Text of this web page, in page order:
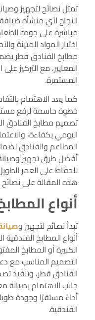
تمثل نصائح لتجهيز
النجاح لأي منشأة
مباشرة على جودة
اختيار المواد المتينة
مطابخ الفنادق قطر
المعايير، مع التركيز
المستمرة.
كما يعد الاهتمام
خطوة حاسمة لرفع
تصميم مطابخ الفنادق
اليومي بكفاءة،
المطاعم والفنادق
أفضل طرق تجهيز
للحفاظ على العمر
هذه المقالة على نصائح
أنواع
تبدأ نصائح لتجهيز و
أنواع المطابخ الفندقية
الكبيرة أو المطابخ
التصميم المناسب مع
الفنادق قطر، وتنفيذ
جانب الاهتمام
أداءً مستقرًا وجودة
الفندقية.